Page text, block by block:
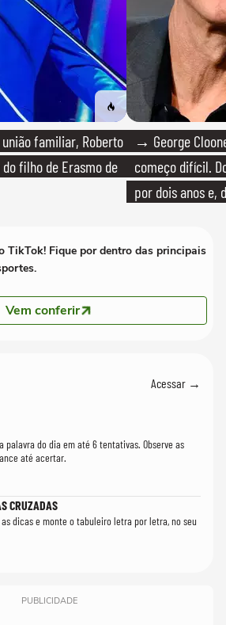
familiar, Roberto
filho de Erasmo de
→ George
começo difícil.
por dois anos e,
TikTok! Fique por dentro das principais
Vem conferir
Acessar →
palavra do dia em até 6 tentativas. Observe as
até acertar.
CRUZADAS
dicas e monte o tabuleiro letra por letra, no seu
PUBLICIDADE